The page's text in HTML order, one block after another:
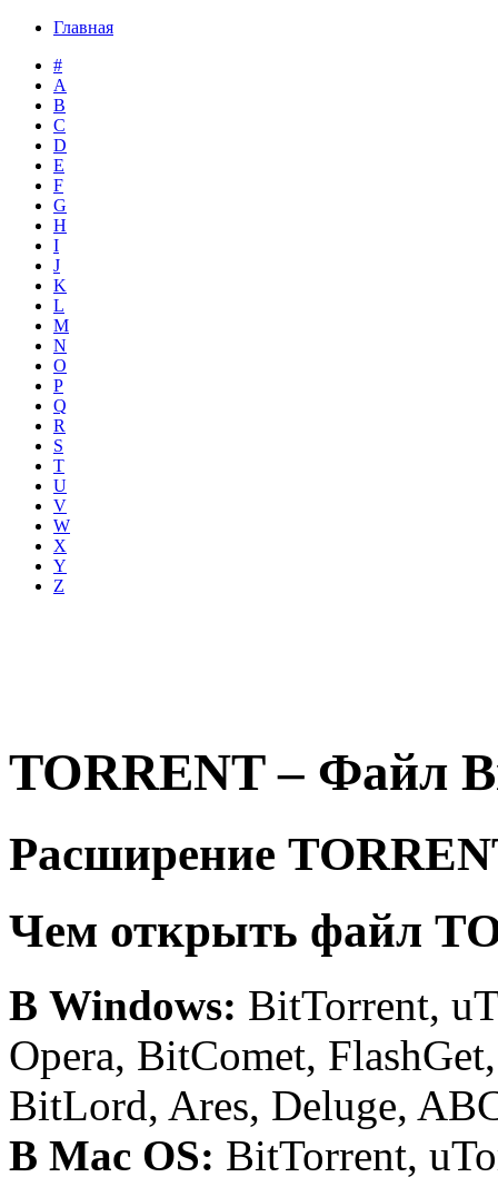
Главная
#
A
B
C
D
E
F
G
H
I
J
K
L
M
N
O
P
Q
R
S
T
U
V
W
X
Y
Z
TORRENT – Файл
Расширение
Чем открыть файл
В Windows: BitTorrent,
Opera, BitComet,
BitLord, Ares, Deluge,
В Mac OS: BitTorrent,